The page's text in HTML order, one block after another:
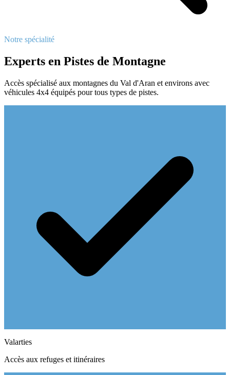
Notre spécialité
Experts en Pistes de Montagne
Accès spécialisé aux montagnes du Val d'Aran et environs avec
véhicules 4x4 équipés pour tous types de pistes.
Valarties
Accès aux refuges et itinéraires